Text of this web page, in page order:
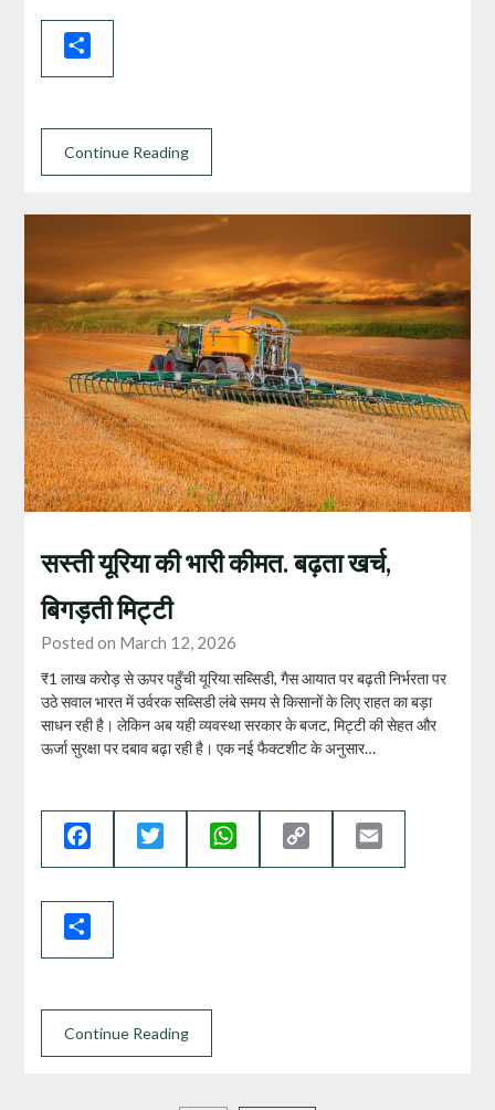
Continue Reading
सस्ती यूरिया की भारी कीमत. बढ़ता खर्च,
बिगड़ती मिट्टी
Posted on March 12, 2026
₹1 लाख करोड़ से ऊपर पहुँची यूरिया सब्सिडी, गैस आयात पर बढ़ती निर्भरता पर
उठे सवाल भारत में उर्वरक सब्सिडी लंबे समय से किसानों के लिए राहत का बड़ा
साधन रही है। लेकिन अब यही व्यवस्था सरकार के बजट, मिट्टी की सेहत और
ऊर्जा सुरक्षा पर दबाव बढ़ा रही है। एक नई फैक्टशीट के अनुसार…
Facebook Twitter WhatsApp
Link
Continue Reading